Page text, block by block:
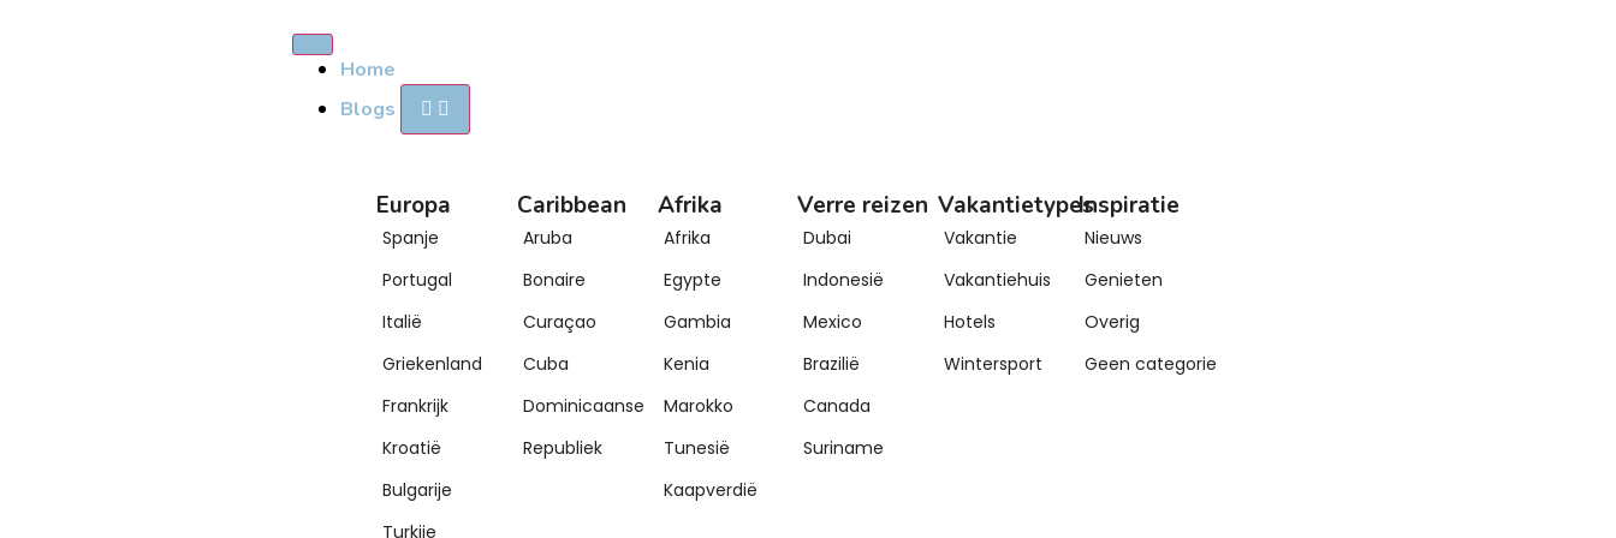
Home
Blogs
Europa
Spanje
Portugal
Italië
Griekenland
Frankrijk
Kroatië
Bulgarije
Turkije
Caribbean
Aruba
Bonaire
Curaçao
Cuba
Dominicaanse
Republiek
Afrika
Afrika
Egypte
Gambia
Kenia
Marokko
Tunesië
Kaapverdië
Verre reizen
Dubai
Indonesië
Mexico
Brazilië
Canada
Suriname
Vakantietypes
Vakantie
Vakantiehuis
Hotels
Wintersport
Inspiratie
Nieuws
Genieten
Overig
Geen categorie